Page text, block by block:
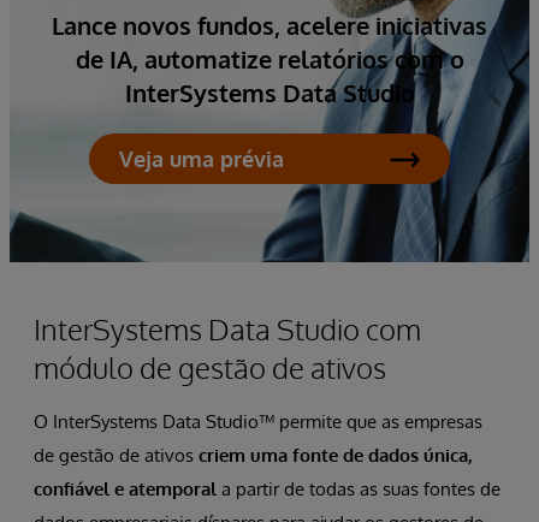
Lance novos fundos, acelere iniciativas
de IA, automatize relatórios com o
InterSystems Data Studio
Veja uma prévia
InterSystems Data Studio com
módulo de gestão de ativos
O InterSystems Data Studio™ permite que as empresas
de gestão de ativos criem uma fonte de dados única,
confiável e atemporal a partir de todas as suas fontes de